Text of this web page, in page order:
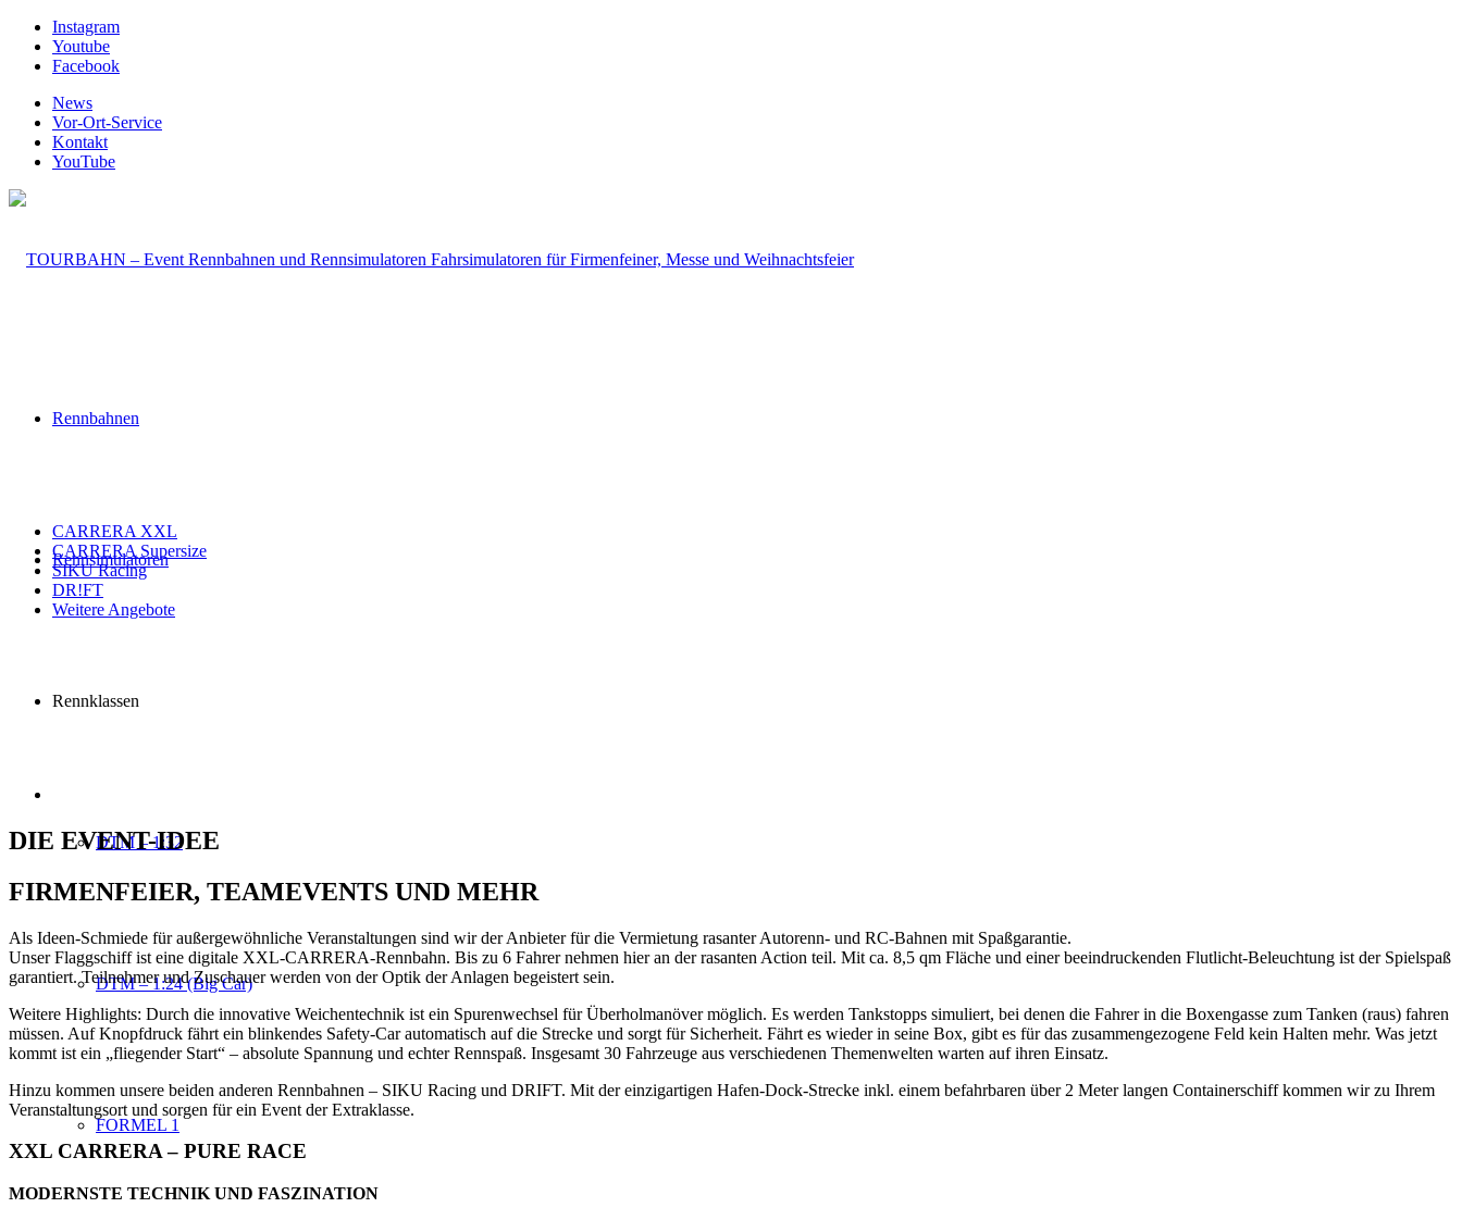
Instagram
Youtube
Facebook
News
Vor-Ort-Service
Kontakt
YouTube
Rennbahnen
Rennsimulatoren
Rennklassen
DTM – 1:32
DTM – 1:24 (Big Car)
FORMEL 1
CARRERA XXL
CARRERA Supersize
SIKU Racing
DR!FT
Weitere Angebote
DIE EVENT-IDEE
FIRMENFEIER, TEAMEVENTS UND MEHR
Als Ideen-Schmiede für außergewöhnliche Veranstaltungen sind wir der Anbieter für die Vermietung rasanter Autorenn- und RC-Bahnen mit Spaßgarantie.
Unser Flaggschiff ist eine digitale XXL-CARRERA-Rennbahn. Bis zu 6 Fahrer nehmen hier an der rasanten Action teil. Mit ca. 8,5 qm Fläche und einer beeindruckenden Flutlicht-Beleuchtung ist der Spielspaß
garantiert. Teilnehmer und Zuschauer werden von der Optik der Anlagen begeistert sein.
Weitere Highlights: Durch die innovative Weichentechnik ist ein Spurenwechsel für Überholmanöver möglich. Es werden Tankstopps simuliert, bei denen die Fahrer in die Boxengasse zum Tanken (raus) fahren
müssen. Auf Knopfdruck fährt ein blinkendes Safety-Car automatisch auf die Strecke und sorgt für Sicherheit. Fährt es wieder in seine Box, gibt es für das zusammengezogene Feld kein Halten mehr. Was jetzt
kommt ist ein „fliegender Start“ – absolute Spannung und echter Rennspaß. Insgesamt 30 Fahrzeuge aus verschiedenen Themenwelten warten auf ihren Einsatz.
Hinzu kommen unsere beiden anderen Rennbahnen – SIKU Racing und DRIFT. Mit der einzigartigen Hafen-Dock-Strecke inkl. einem befahrbaren über 2 Meter langen Containerschiff kommen wir zu Ihrem
Veranstaltungsort und sorgen für ein Event der Extraklasse.
XXL CARRERA – PURE RACE
MODERNSTE TECHNIK UND FASZINATION